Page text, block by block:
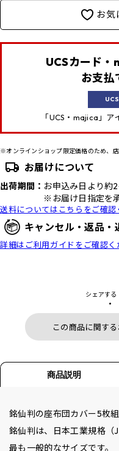
お気
UCSカード
お支払
「UCS・majica」ア
※オンラインショップ限定価格のため、
お届けについて
出荷期間： お申込み日より約
※お届け日指定を
送料についてはこちらをご確認
キャンセル・返品・
詳細はご利用ガイドをご確認く
シェアする
この商品に関す
商品説明
銘仙判の座布団カバー5枚組
銘仙判は、日本工業規格（
最も一般的なサイズです。